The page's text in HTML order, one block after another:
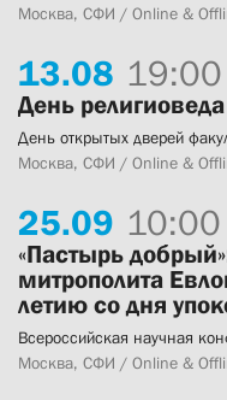
Москва, СФИ / Online &
13.08 19:00
День религиоведа
День открытых дверей
Москва, СФИ / Online &
25.09 10:00
«Пастырь
митрополита
летию со дня
Всероссийская научная
Москва, СФИ / Online &